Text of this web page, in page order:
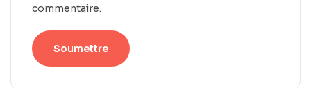
commentaire.